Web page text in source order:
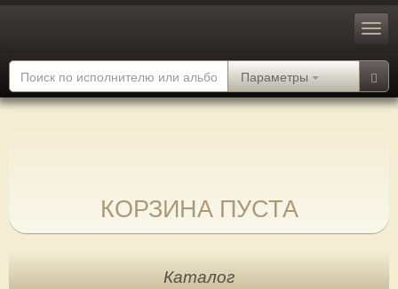
Параметры
КОРЗИНА ПУСТА
Каталог